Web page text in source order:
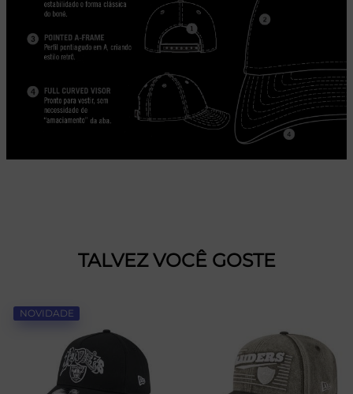
TALVEZ VOCÊ GOSTE
NOVIDADE